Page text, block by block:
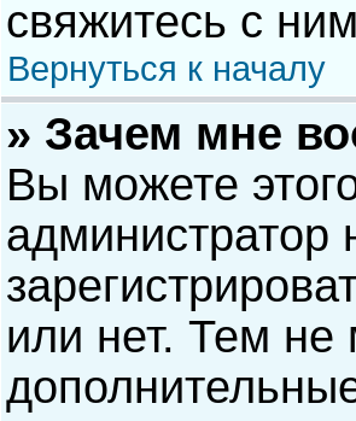
свяжитесь с
Вернуться к началу
» Зачем мне
Вы можете
или нет. Тем не